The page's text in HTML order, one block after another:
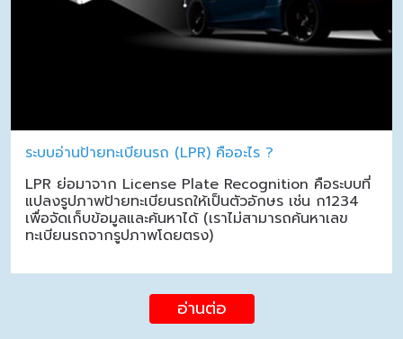
ระบบอ่านป้ายทะเบียนรถ (LPR) คืออะไร ?
LPR ย่อมาจาก License Plate Recognition คือระบบที่
แปลงรูปภาพป้ายทะเบียนรถให้เป็นตัวอักษร เช่น ก1234
เพื่อจัดเก็บข้อมูลและค้นหาได้ (เราไม่สามารถค้นหาเลข
ทะเบียนรถจากรูปภาพโดยตรง)
อ่านต่อ